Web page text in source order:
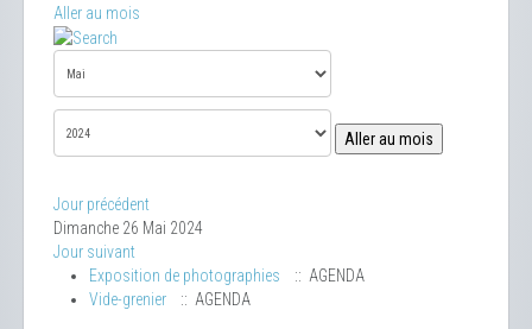
Aller au mois
Aller au mois
Jour précédent
Dimanche 26 Mai 2024
Jour suivant
Exposition de photographies
:: AGENDA
Vide-grenier
:: AGENDA